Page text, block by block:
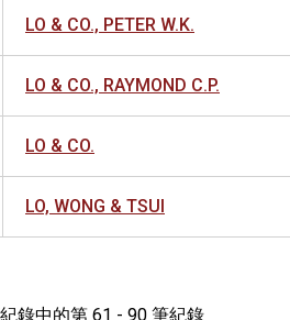
LO & CO., PETER W.K.
LO & CO., RAYMOND C.P.
LO & CO.
LO, WONG & TSUI
錄中的第 61 - 90 筆紀錄